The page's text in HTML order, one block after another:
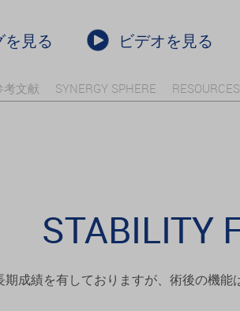
を見る ビデオを見る
考文献 SYNERGY SPHERE RESOURCES
STABILITY
成績を有しておりますが、術後の機能